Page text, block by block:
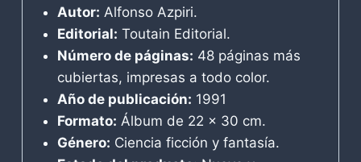
Autor: Alfonso Azpiri.
Editorial: Toutain Editorial.
Número de páginas: 48 páginas más
cubiertas, impresas a todo color.
Año de publicación: 1991
Formato: Álbum de 22 x 30 cm.
Género: Ciencia ficción y fantasía.